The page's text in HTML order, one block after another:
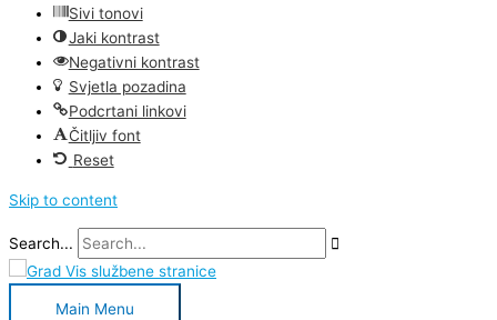
Sivi tonovi
Jaki kontrast
Negativni kontrast
Svjetla pozadina
Podcrtani linkovi
Čitljiv font
Reset
Skip to content
Search...
Main Menu